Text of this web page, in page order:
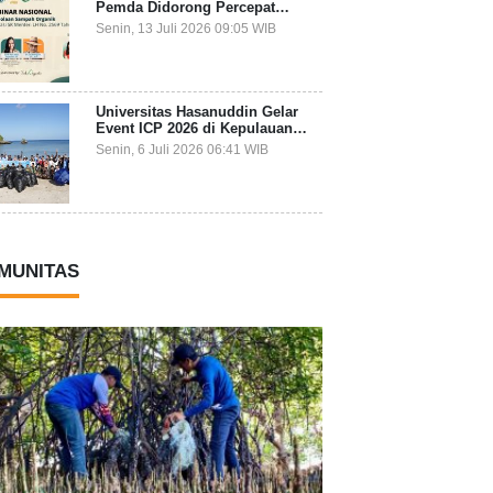
Pemda Didorong Percepat
Transformasi Pengelolaan
Sampah Organik dari Sumber
Senin, 13 Juli 2026 09:05 WIB
Universitas Hasanuddin Gelar
Event ICP 2026 di Kepulauan
Selayar, Mahasiswa dari 27
Negara Jadi Partisipan
Senin, 6 Juli 2026 06:41 WIB